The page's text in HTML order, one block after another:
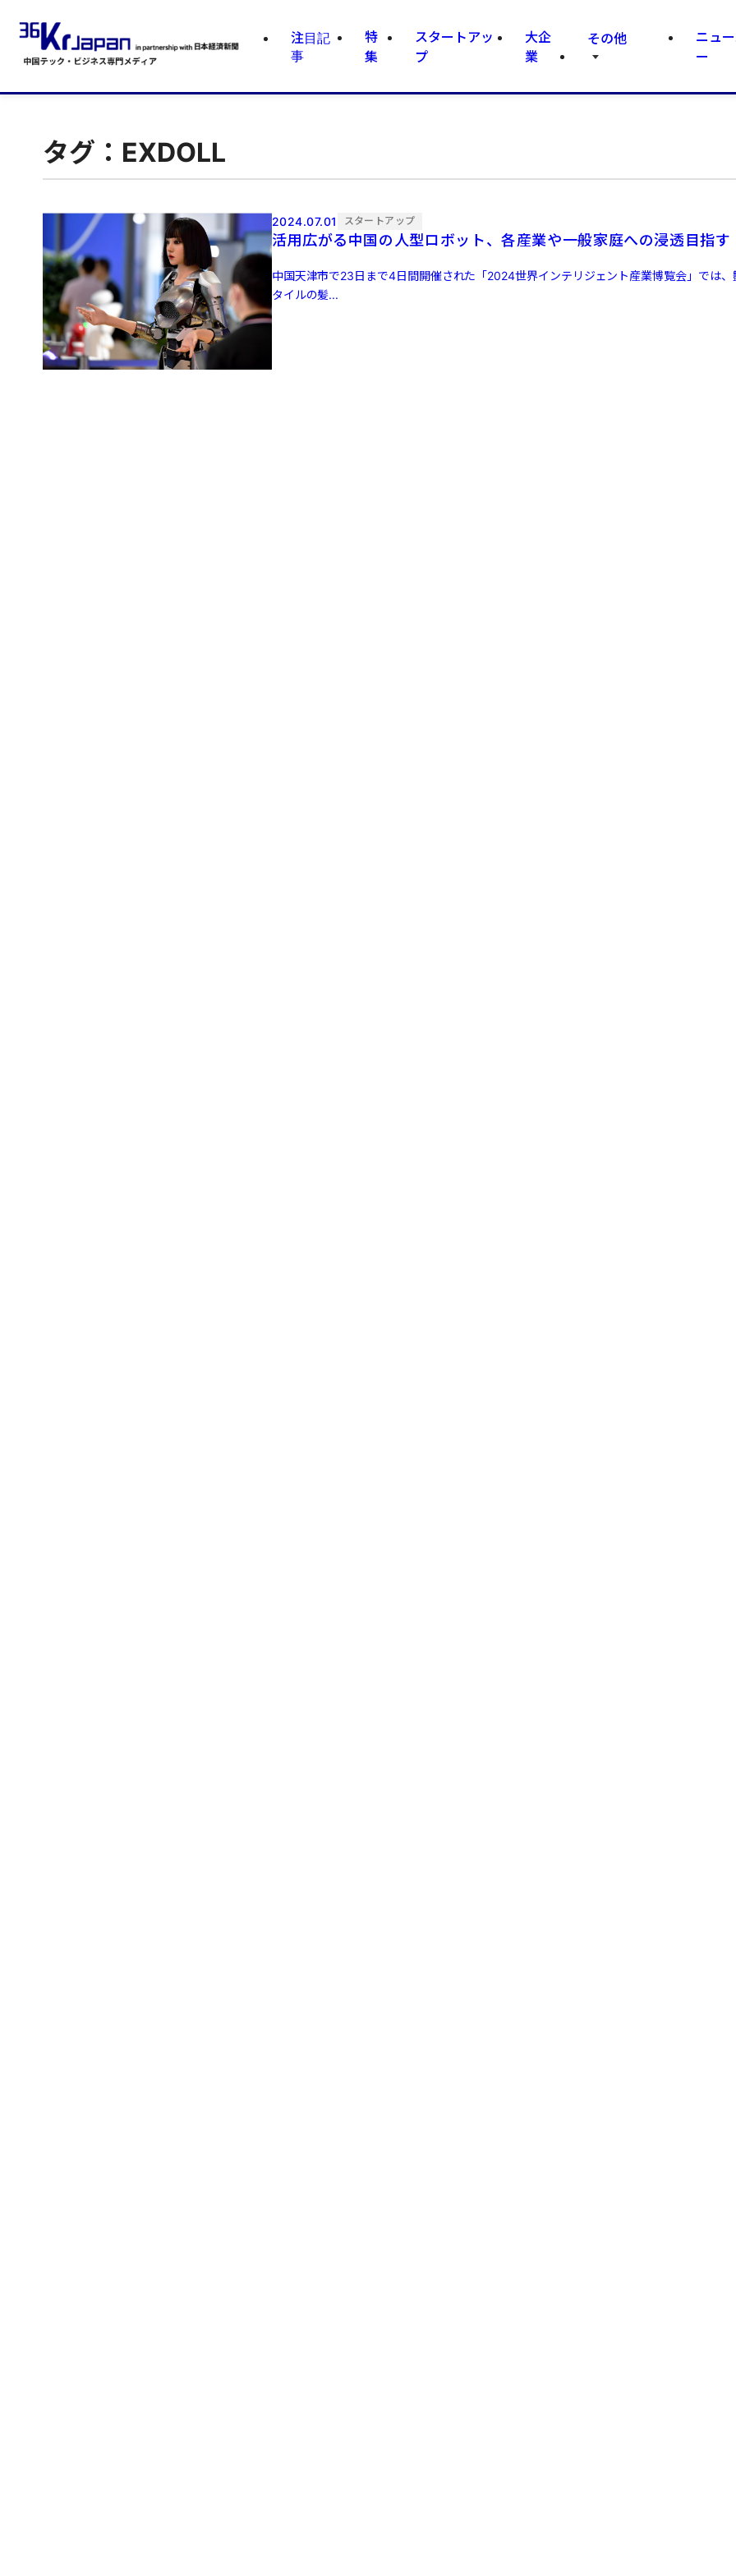
注目記
事
特
集
スタートアッ
プ
大企
業
その他
ニュ
ー
タグ：EXDOLL
2024.07.01 スタートアップ
活用広がる中国の人型ロボット、各産業や一般家庭への浸透目指す
中国天津市で23日まで4日間開催された「2024世界インテリジェント産業博覧会」では、
タイルの髪...